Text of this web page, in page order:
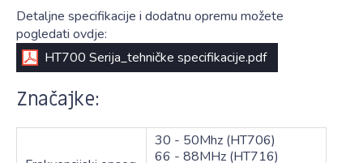
Detaljne specifikacije i dodatnu opremu možete
pogledati ovdje:
HT700 Serija_tehničke specifikacije.pdf
Značajke:
30 - 50Mhz (HT706)
66 - 88MHz (HT716)